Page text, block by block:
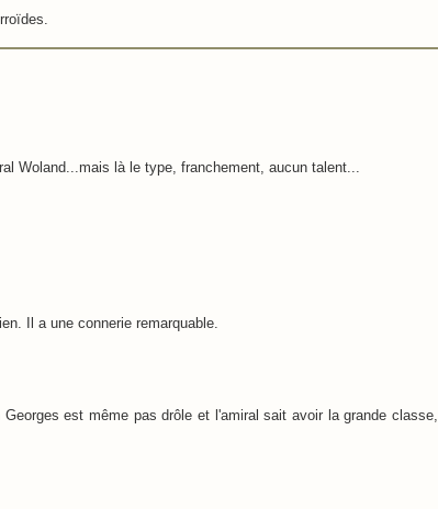
Woland...mais là le type, franchement, aucun talent...
Il a une connerie remarquable.
est même pas drôle et l'amiral sait avoir la grande classe,